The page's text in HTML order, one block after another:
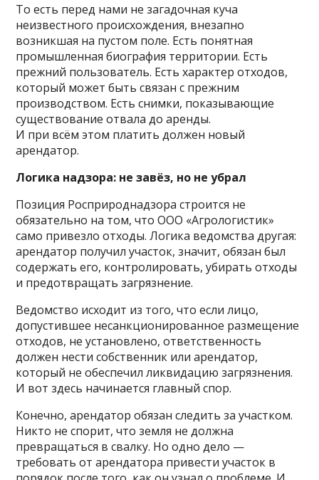
То есть перед нами не загадочная куча
неизвестного происхождения, внезапно
возникшая на пустом поле. Есть понятная
промышленная биография территории. Есть
прежний пользователь. Есть характер отходов,
который может быть связан с прежним
производством. Есть снимки, показывающие
существование отвала до аренды.
И при всём этом платить должен новый
арендатор.
Логика надзора: не завёз, но не убрал
Позиция Росприроднадзора строится не
обязательно на том, что ООО «Агрологистик»
само привезло отходы. Логика ведомства другая:
арендатор получил участок, значит, обязан был
содержать его, контролировать, убирать отходы
и предотвращать загрязнение.
Ведомство исходит из того, что если лицо,
допустившее несанкционированное размещение
отходов, не установлено, ответственность
должен нести собственник или арендатор,
который не обеспечил ликвидацию загрязнения.
И вот здесь начинается главный спор.
Конечно, арендатор обязан следить за участком.
Никто не спорит, что земля не должна
превращаться в свалку. Но одно дело —
требовать от арендатора привести участок в